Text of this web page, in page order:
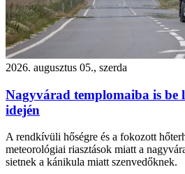
2026. augusztus 05., szerda
Nagyvárad templomaiba is be
idején
A rendkívüli hőségre és a fokozott
meteorológiai riasztások miatt a
sietnek a kánikula miatt szenvedőknek.